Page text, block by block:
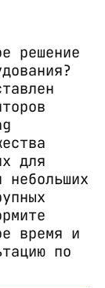
решение
для
время и
по